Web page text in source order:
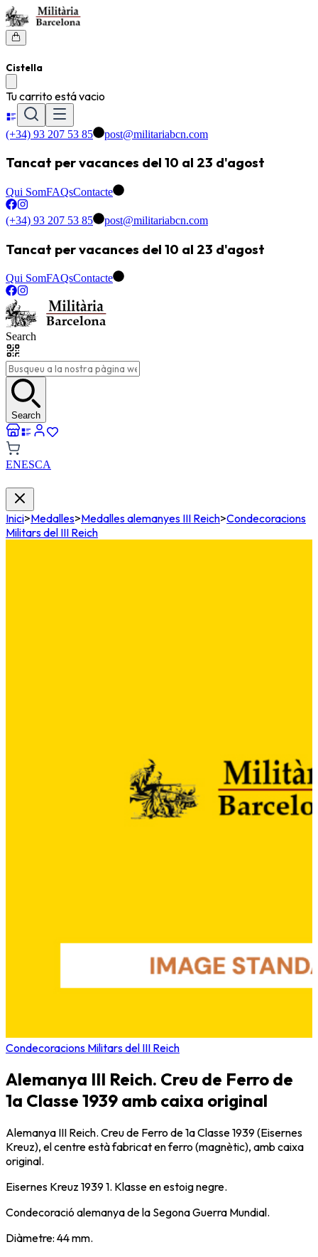
Cistella
Tu carrito está vacio
(+34) 93 207 53 85 post@militariabcn.com
Tancat per vacances del 10 al 23 d'agost
Qui SomFAQsContacte
(+34) 93 207 53 85 post@militariabcn.com
Tancat per vacances del 10 al 23 d'agost
Qui SomFAQsContacte
Search
Search
ENESCA
Inici>Medalles>Medalles alemanyes III Reich>Condecoracions
Militars del III Reich
Condecoracions Militars del III Reich
Alemanya III Reich. Creu de Ferro de
1a Classe 1939 amb caixa original
Alemanya III Reich. Creu de Ferro de 1a Classe 1939 (Eisernes
Kreuz), el centre està fabricat en ferro (magnètic), amb caixa
original.
Eisernes Kreuz 1939 1. Klasse en estoig negre.
Condecoració alemanya de la Segona Guerra Mundial.
Diàmetre: 44 mm.